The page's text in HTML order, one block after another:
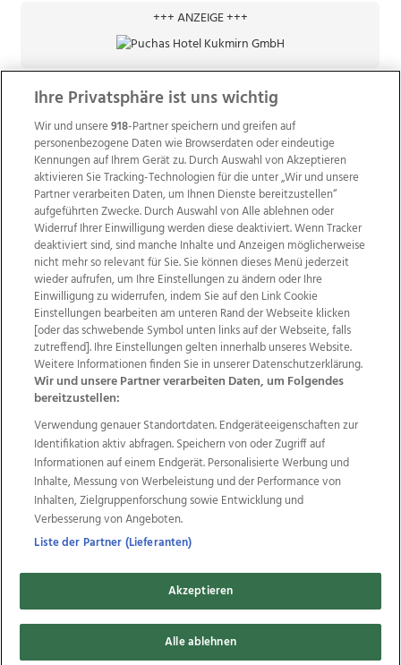
+++ ANZEIGE +++
Wir über uns Mediadaten Kontakt
Jobs
Datenschutz
Impressum
AGB Anzeigekunden
AGB Website
Ehrenkodex Politische Werbung
Weitere Angebote des Medienhauses Wimmer
TV1 di-mog-i.at OÖNow
Ischler Woche
Life Radio
OÖNachrichten
OÖN Immobilien
OÖN Karriere
OÖN Reise
Promenaden Galerien
Regionaljobs
wasistlos.at wirtrauern.at
Copyrights © 2026 Tips Zeitungs GmbH & Co KG
developed by
Ihre Privatsphäre ist uns wichtig
Wir und unsere918-Partner speichern und greifen auf
personenbezogene Daten wie Browserdaten oder eindeutige
Kennungen auf Ihrem Gerät zu. Durch Auswahl von Akzeptieren
aktivieren Sie Tracking-Technologien für die unter „Wir und unsere
Partner verarbeiten Daten, um Ihnen Dienste bereitzustellen“
aufgeführten Zwecke. Durch Auswahl von Alle ablehnen oder
Widerruf Ihrer Einwilligung werden diese deaktiviert. Wenn Tracker
deaktiviert sind, sind manche Inhalte und Anzeigen möglicherweise
nicht mehr so relevant für Sie. Sie können dieses Menü jederzeit
wieder aufrufen, um Ihre Einstellungen zu ändern oder Ihre
Einwilligung zu widerrufen, indem Sie auf den Link Cookie
Einstellungen bearbeiten am unteren Rand der Webseite klicken
[oder das schwebende Symbol unten links auf der Webseite, falls
zutreffend]. Ihre Einstellungen gelten innerhalb unseres Website.
Weitere Informationen finden Sie in unserer Datenschutzerklärung.
Wir und unsere Partner verarbeiten Daten, um Folgendes
bereitzustellen:
Verwendung genauer Standortdaten. Endgeräteeigenschaften zur
Identifikation aktiv abfragen. Speichern von oder Zugriff auf
Informationen auf einem Endgerät. Personalisierte Werbung und
Inhalte, Messung von Werbeleistung und der Performance von
Inhalten, Zielgruppenforschung sowie Entwicklung und
Verbesserung von Angeboten.
Liste der Partner (Lieferanten)
Akzeptieren
Alle ablehnen